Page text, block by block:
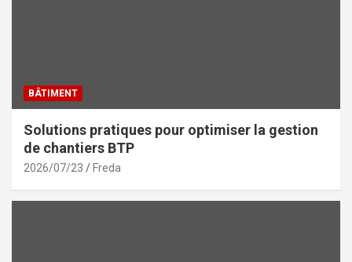
BÂTIMENT
Solutions pratiques pour optimiser la gestion
de chantiers BTP
2026/07/23 Freda